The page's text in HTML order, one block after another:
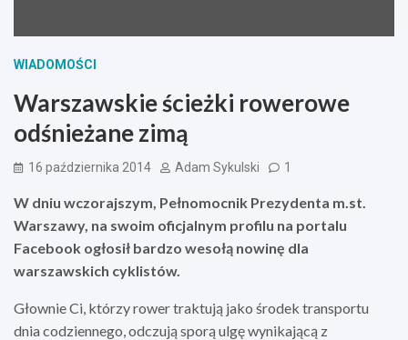
WIADOMOŚCI
Warszawskie ścieżki rowerowe
odśnieżane zimą
16 października 2014 Adam Sykulski 1
W dniu wczorajszym, Pełnomocnik Prezydenta m.st.
Warszawy, na swoim oficjalnym profilu na portalu
Facebook ogłosił bardzo wesołą nowinę dla
warszawskich cyklistów.
Głownie Ci, którzy rower traktują jako środek transportu
dnia codziennego, odczują sporą ulgę wynikającą z